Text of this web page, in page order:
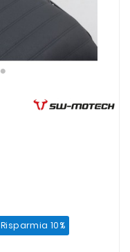
Risparmia 10%